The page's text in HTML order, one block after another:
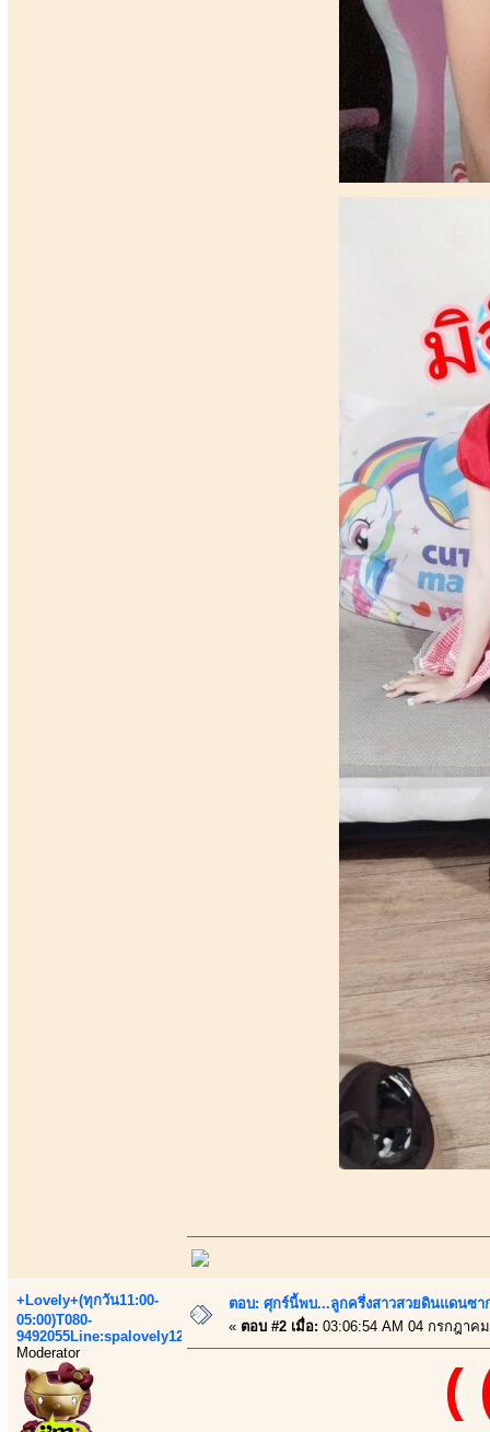
+Lovely+(ทุกวัน11:00-
05:00)T080-
9492055Line:spalovely123
Moderator
ตอบ: ศุกร์นี้พบ...ลูกครึ่งสาวสวยดินแดนซา
« ตอบ #2 เมื่อ: 03:06:54 AM 04 กรกฎาค